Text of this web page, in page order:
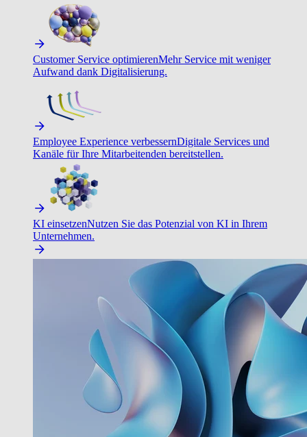
Customer Service optimierenMehr Service mit weniger
Aufwand dank Digitalisierung.
Employee Experience verbessernDigitale Services und
Kanäle für Ihre Mitarbeitenden bereitstellen.
KI einsetzenNutzen Sie das Potenzial von KI in Ihrem
Unternehmen.